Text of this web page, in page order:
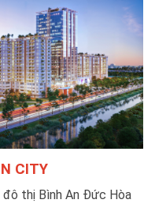
CITY
đô thị Bình An Đức Hòa